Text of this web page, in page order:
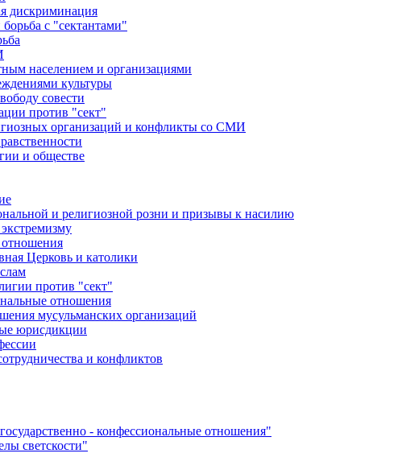
дискриминация
с "сектантами"
населением и организациями
культуры
совести
против "сект"
организаций и конфликты со СМИ
и обществе
и религиозной розни и призывы к насилию
Церковь и католики
против "сект"
отношения
мусульманских организаций
юрисдикции
и конфликтов
- конфессиональные отношения"
светскости"